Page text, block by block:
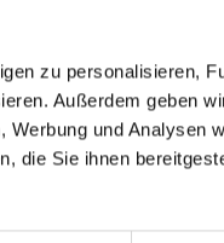
zu personalisieren,
Außerdem geben
und Analysen
die Sie ihnen